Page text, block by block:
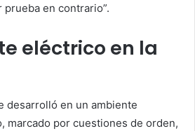
en contrario”.
eléctrico en la
desarrolló en un ambiente
marcado por cuestiones de orden,